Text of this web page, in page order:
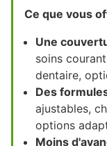
Ce que vous
Une
soins
dentaire,
Des
ajustables,
options
Moins